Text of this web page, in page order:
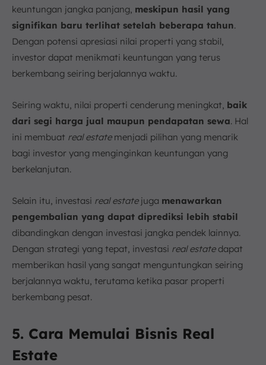
keuntungan jangka panjang, meskipun hasil yang
signifikan baru terlihat setelah beberapa tahun.
Dengan potensi apresiasi nilai properti yang stabil,
investor dapat menikmati keuntungan yang terus
berkembang seiring berjalannya waktu.
Seiring waktu, nilai properti cenderung meningkat, baik
dari segi harga jual maupun pendapatan sewa. Hal
ini membuat real estatemenjadi pilihan yang menarik
bagi investor yang menginginkan keuntungan yang
berkelanjutan.
Selain itu, investasi real estatejuga menawarkan
pengembalian yang dapat diprediksi lebih stabil
dibandingkan dengan investasi jangka pendek lainnya.
Dengan strategi yang tepat, investasi real estatedapat
memberikan hasil yang sangat menguntungkan seiring
berjalannya waktu, terutama ketika pasar properti
berkembang pesat.
5. Cara Memulai Bisnis Real
Estate